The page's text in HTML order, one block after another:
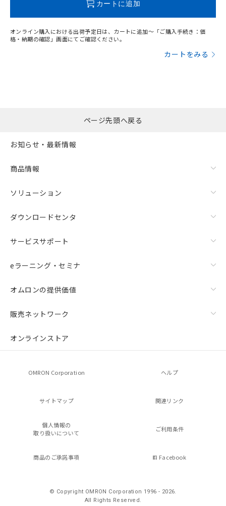
カートに追加
オンライン購入における出荷予定日は、カートに追加～「ご購入手続き：価
格・納期の確認」画面にてご確認ください。
カートをみる
ページ先頭へ戻る
お知らせ・最新情報
商品情報
ソリューション
ダウンロードセンタ
サービスサポート
eラーニング・セミナ
オムロンの提供価値
販売ネットワーク
オンラインストア
OMRON Corporation ヘルプ
サイトマップ 関連リンク
個人情報の
取り扱いについて
ご利用条件
商品のご承諾事項 Facebook
© Copyright OMRON Corporation 1996 - 2026.
All Rights Reserved.